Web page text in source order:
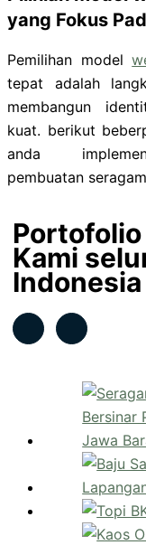
yang Fokus
Pemilihan model
tepat adalah
membangun
kuat. berikut
anda
pembuatan
Kami
Indonesia